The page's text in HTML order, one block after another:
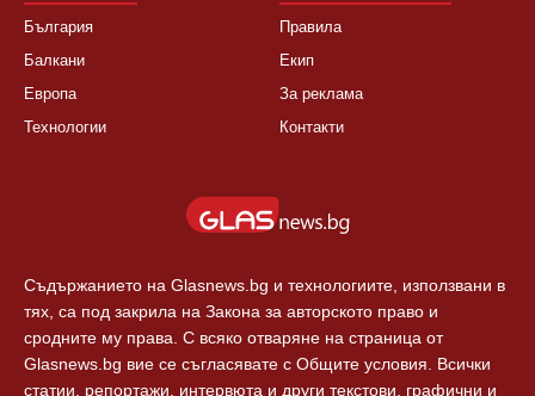
България
Балкани
Европа
Технологии
Правила
Екип
За реклама
Контакти
Съдържанието на Glasnews.bg и технологиите, използвани в
тях, са под закрила на Закона за авторското право и
сродните му права. С всяко отваряне на страница от
Glasnews.bg вие се съгласявате с Общите условия. Всички
статии, репортажи, интервюта и други текстови, графични и